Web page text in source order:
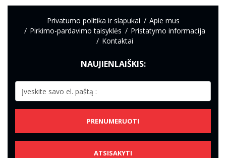
Privatumo politika ir slapukai
Apie mus
Pirkimo-pardavimo taisyklės
Pristatymo informacija
Kontaktai
NAUJIENLAIŠKIS:
PRENUMERUOTI
ATSISAKYTI